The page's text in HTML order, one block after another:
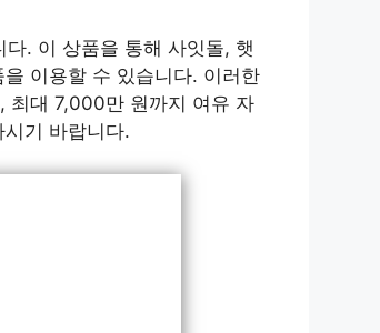
다. 이 상품을 통해 사잇돌, 햇
이용할 수 있습니다. 이러한
최대 7,000만 원까지 여유 자
기 바랍니다.